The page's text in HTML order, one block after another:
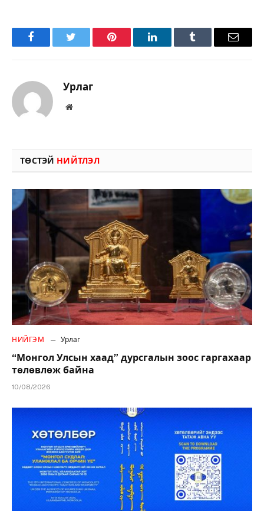
FacebookTwitter Pinterest LinkedInTumblr Имэйл
Урлаг
Вэбсайт
ТӨСТЭЙ НИЙТЛЭЛ
НИЙГЭМ Урлаг
“Монгол Улсын хаад” дурсгалын зоос гаргахаар
төлөвлөж байна
10/08/2026